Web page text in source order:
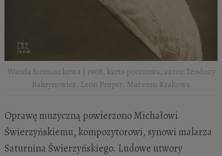
Wanda Siemaszkowa | 1908, karta pocztowa, autor: Teodozy
Bahrynowicz, Leon Propst, Muzeum Krakowa
Oprawę muzyczną powierzono Michałowi
Świerzyńskiemu, kompozytorowi, synowi malarza
Saturnina Świerzyńskiego. Ludowe utwory